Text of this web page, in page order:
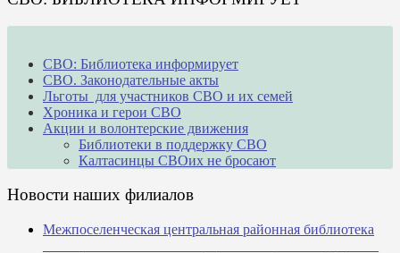
СВО: Библиотека информирует
СВО. Законодательные акты
Льготы для участников СВО и их семей
Хроника и герои СВО
Акции и волонтерские движения
Библиотеки в поддержку СВО
Калтасинцы СВОих не бросают
Новости наших филиалов
Межпоселенческая центральная районная библиотека